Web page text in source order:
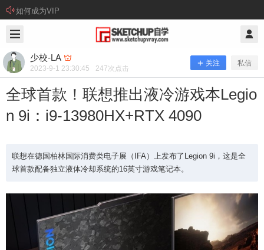
如何成为VIP
少校-LA
2023-9-1 23:30:45 247次点击
关注 私信
全球首款！联想推出液冷游戏本Legio
n 9i：i9-13980HX+RTX 4090
联想在德国柏林国际消费类电子展（IFA）上发布了Legion 9i，这是全
球首款配备独立液体冷却系统的16英寸游戏笔记本。
少校-LA @ SketchUp自学
全球首款！联想推出液冷游戏本Legion
9i：i9-13980HX+RTX 4090